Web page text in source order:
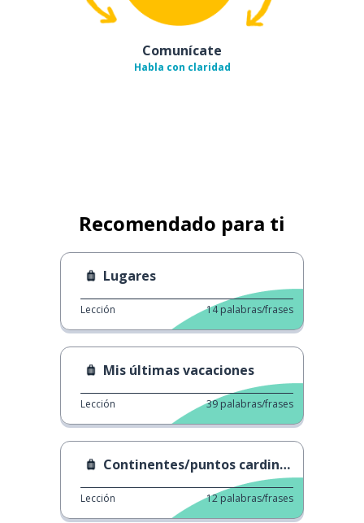
Comunícate
Habla con claridad
Recomendado para ti
Lugares
Lección 14 palabras/frases
Mis últimas vacaciones
Lección 39 palabras/frases
Continentes/puntos cardinales
Lección 12 palabras/frases